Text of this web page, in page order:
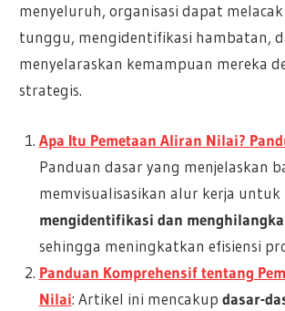
menyeluruh, organisasi dapat
tunggu, mengidentifikasi hambatan,
menyelaraskan kemampuan mereka
strategis.
Apa Itu Pemetaan Aliran Nilai?
Panduan dasar yang menjelaskan
memvisualisasikan alur kerja untuk
mengidentifikasi dan
sehingga meningkatkan efisiensi
Panduan Komprehensif tentang
Nilai: Artikel ini mencakup dasar-